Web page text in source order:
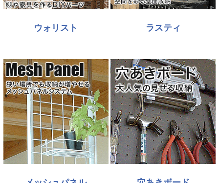
ウォリスト ラスティ